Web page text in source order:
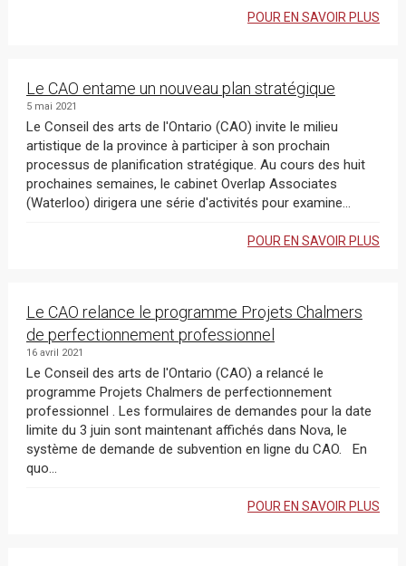
POUR EN SAVOIR PLUS
Le CAO entame un nouveau plan stratégique
5 mai 2021
Le Conseil des arts de l'Ontario (CAO) invite le milieu
artistique de la province à participer à son prochain
processus de planification stratégique. Au cours des huit
prochaines semaines, le cabinet Overlap Associates
(Waterloo) dirigera une série d'activités pour examine...
POUR EN SAVOIR PLUS
Le CAO relance le programme Projets Chalmers
de perfectionnement professionnel
16 avril 2021
Le Conseil des arts de l'Ontario (CAO) a relancé le
programme Projets Chalmers de perfectionnement
professionnel . Les formulaires de demandes pour la date
limite du 3 juin sont maintenant affichés dans Nova, le
système de demande de subvention en ligne du CAO. En
quo...
POUR EN SAVOIR PLUS